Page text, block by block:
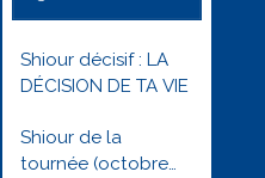
Shiour décisif : LA
DÉCISION DE TA VIE
Shiour de la
tournée (octobre